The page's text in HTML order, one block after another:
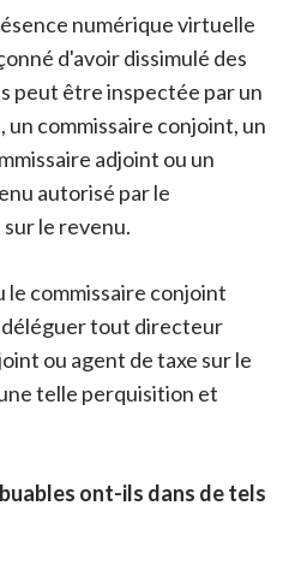
numérique virtuelle
d'avoir dissimulé des
peut être inspectée par un
commissaire conjoint, un
adjoint ou un
autorisé par le
le revenu.
commissaire conjoint
déléguer tout directeur
ou agent de taxe sur le
telle perquisition et
ont-ils dans de tels